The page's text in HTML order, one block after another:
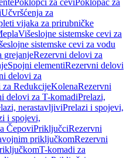
Poklopci za ceviPoklopac za
Učvršćenja za
vijaka za prirubničke
Višeslojne sistemske cevi za
sistemske cevi za vodu
grejanjeRezervni delovi za
Spojni elementiRezervni delovi
delovi za
RedukcijeKolenaRezervni
delovi za T-komadiPrelazi,
nerastavljiviPrelazi i spojevi,
i spojevi,
ČepoviPriključciRezervni
priključkomRezervni
T-komadi za